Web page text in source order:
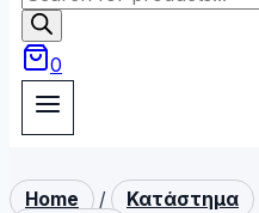
search
0
Home / Κατάστημα